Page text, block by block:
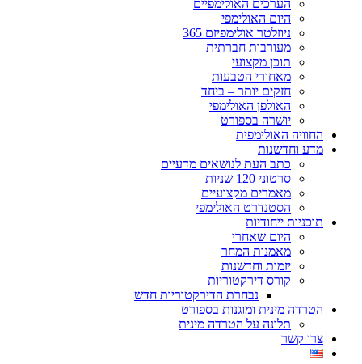
הערכים האולימפיים
היום האולימפי
ניוזלטר אולימפיזם 365
מעורבות חברתית
תוכן מקצועי
מאחורי הטבעות
חזקים יותר – ביחד
האולפן האולימפי
יושרה בספורט
החוויה האולימפית
מדע וחדשנות
כתב העת לנושאים מדעיים
סרטוני 120 שניות
מאמרים מקצועיים
הסטנדרט האולימפי
תוכניות ייחודיות
היום שאחרי
מאמנות המחר
יזמות וחדשנות
קורס דירקטוריות
נבחרת הדירקטוריות חדש
הטרדה מינית ומוגנות בספורט
תלונה על הטרדה מינית
צרו קשר